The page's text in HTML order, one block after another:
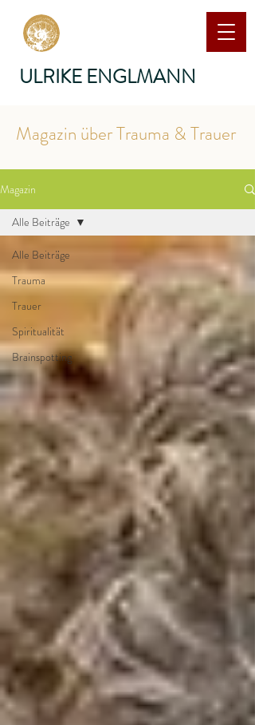
ULRIKE ENGLMANN
Magazin über Trauma & Trauer
Magazin
Alle Beiträge
Trauma
Trauer
Spiritualität
Brainspotting
Alle Beiträge